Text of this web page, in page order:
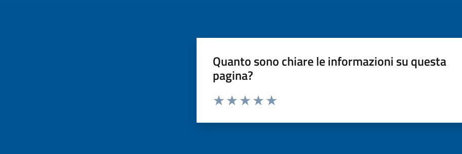
Quanto sono chiare le informazioni su questa
pagina?
Valuta da 1 a 5 stelle la pagina